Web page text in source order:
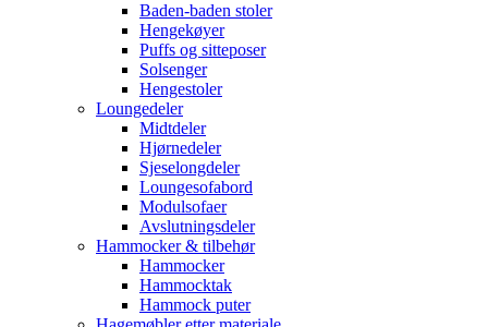
Baden-baden stoler
Hengekøyer
Puffs og sitteposer
Solsenger
Hengestoler
Loungedeler
Midtdeler
Hjørnedeler
Sjeselongdeler
Loungesofabord
Modulsofaer
Avslutningsdeler
Hammocker & tilbehør
Hammocker
Hammocktak
Hammock puter